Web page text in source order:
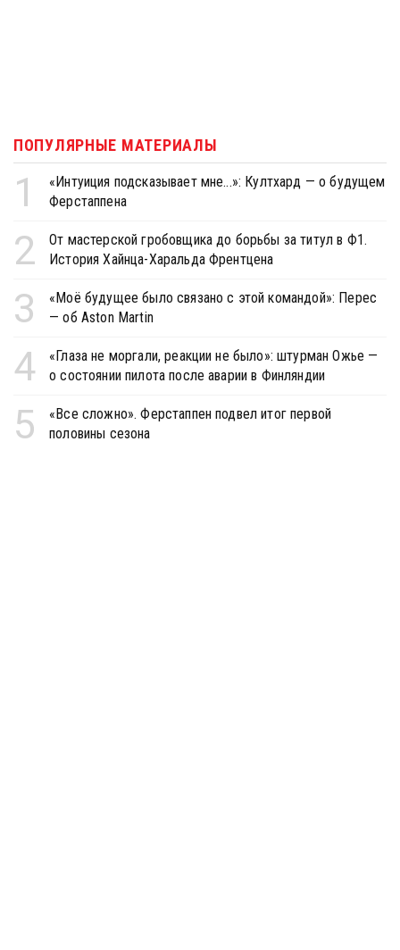
ПОПУЛЯРНЫЕ МАТЕРИАЛЫ
1
«Интуиция подсказывает мне...»: Култхард — о будущем
Ферстаппена
2
От мастерской гробовщика до борьбы за титул в Ф1.
История Хайнца-Харальда Френтцена
3
«Моё будущее было связано с этой командой»: Перес
— об Aston Martin
4
«Глаза не моргали, реакции не было»: штурман Ожье —
о состоянии пилота после аварии в Финляндии
5
«Все сложно». Ферстаппен подвел итог первой
половины сезона